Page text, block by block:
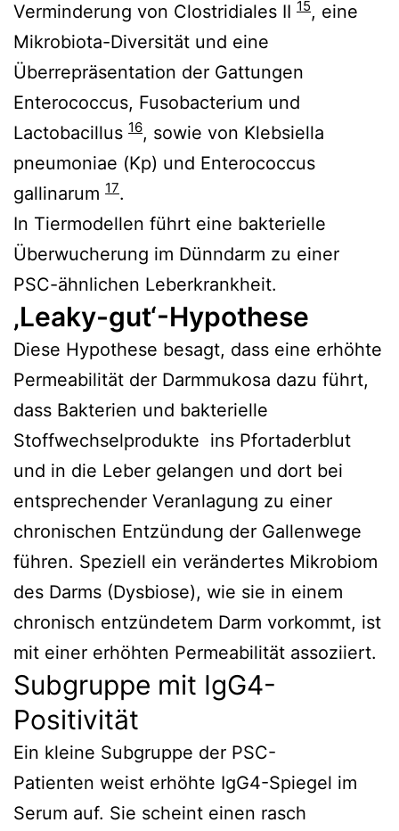
Verminderung von Clostridiales II 15, eine
Mikrobiota-Diversität und eine
Überrepräsentation der Gattungen
Enterococcus, Fusobacterium und
Lactobacillus 16, sowie von Klebsiella
pneumoniae (Kp) und Enterococcus
gallinarum 17.
In Tiermodellen führt eine bakterielle
Überwucherung im Dünndarm zu einer
PSC-ähnlichen Leberkrankheit.
‚Leaky-gut‘-Hypothese
Diese Hypothese besagt, dass eine erhöhte
Permeabilität der Darmmukosa dazu führt,
dass Bakterien und bakterielle
Stoffwechselprodukte ins Pfortaderblut
und in die Leber gelangen und dort bei
entsprechender Veranlagung zu einer
chronischen Entzündung der Gallenwege
führen. Speziell ein verändertes Mikrobiom
des Darms (Dysbiose), wie sie in einem
chronisch entzündetem Darm vorkommt, ist
mit einer erhöhten Permeabilität assoziiert.
Subgruppe mit IgG4-
Positivität
Ein kleine Subgruppe der PSC-
Patienten weist erhöhte IgG4-Spiegel im
Serum auf. Sie scheint einen rasch